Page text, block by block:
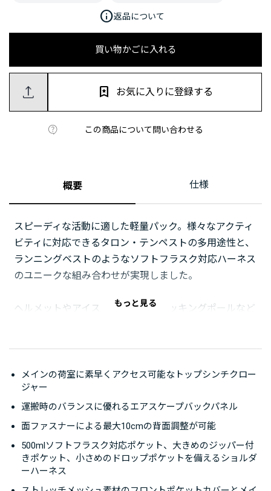
買い物かごに入れる
この商品について問い合わせる
お気に入りに登録する
info返品について
概要 仕様
スピーディな活動に適した軽量パック。様々なアクティ
ビティに対応できるタロン・テンペストの多用途性と、
ランニングベストのようなソフトフラスク対応ハーネス
のユニークな組み合わせが実現しました。
ヘルメットやアイスアックス、トレッキングポールなど
背面には運搬時の安定性と適度な通気性に優れるエアス
ケープバックパネルを採用。面ファスナーによる最大
10cmの背面長調整が可能なほか、ロードリフターも備
えており、荷重に合わせてフィットの微調整が可能で
す。バックパネルとシームレスに一体化された、柔軟性
のあるヒップベルトが腰を包み込み、アクティブな身体
の動きに対応します。
もっと見る
メインの荷室に素早くアクセス可能なトップシンチクロー
ジャー
運搬時のバランスに優れるエアスケープバックパネル
面ファスナーによる最大10cmの背面調整が可能
500mlソフトフラスク対応ポケット、大きめのジッパー付
きポケット、小さめのドロップポケットを備えるショルダ
ーハーネス